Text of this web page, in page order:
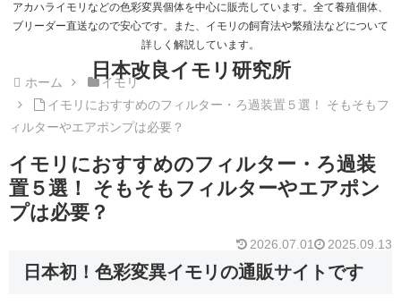
アカハライモリなどの色彩変異個体を中心に販売しています。全て養殖個体、
ブリーダー直送なので安心です。また、イモリの飼育法や繁殖法などについて
詳しく解説しています。
日本改良イモリ研究所
ホーム
イモリ
イモリにおすすめのフィルター・ろ過装置５選！ そもそもフ
ィルターやエアポンプは必要？
イモリにおすすめのフィルター・ろ過装
置５選！ そもそもフィルターやエアポン
プは必要？
2025.09.13
2026.07.01
日本初！色彩変異イモリの通販サイトです